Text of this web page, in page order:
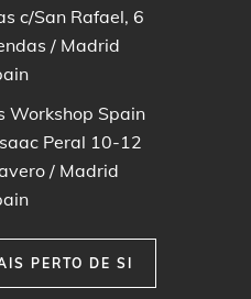
c/San Rafael, 6
/ Madrid
Workshop Spain
Peral 10-12
/ Madrid
PERTO DE SI